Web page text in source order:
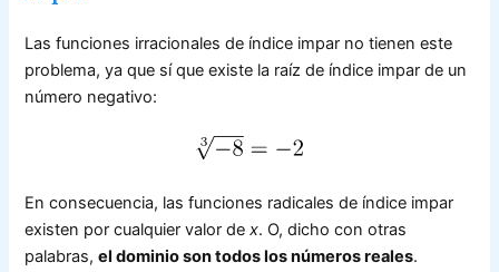
Las funciones irracionales de índice impar no tienen este
problema, ya que sí que existe la raíz de índice impar de un
número negativo:
En consecuencia, las funciones radicales de índice impar
existen por cualquier valor dex. O, dicho con otras
palabras,el dominio son todos los números reales.